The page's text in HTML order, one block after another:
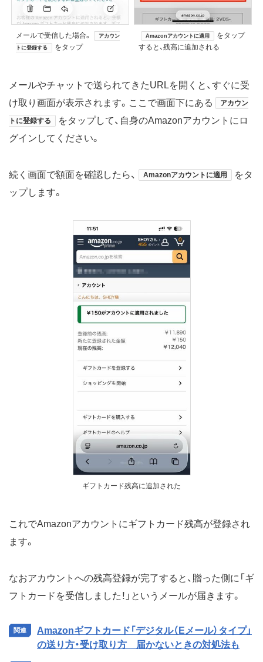
メールで受信した場合。
アカウン
トに登録する
をタップ
Amazonアカウントに適用
をタップ
すると、残高に追加される
メールやチャットで送られてきたURLを開くと、すぐに受
け取り画面が表示されます。ここで画面下にある
アカウン
トに登録する
をタップして、自身のAmazonアカウントにロ
グインしてください。
続く画面で額面を確認したら、 Amazonアカウントに適用
をタ
ップします。
ギフトカード残高に追加された
これでAmazonアカウントにギフトカード残高が登録され
ます。
なおアカウントへの残高登録が完了すると、贈った側に「ギ
フトカードを受信しました！」というメールが届きます。
Amazonギフトカード「デジタル（Eメール）タイプ」
の送り方・受け取り方 届かないときの対処法も